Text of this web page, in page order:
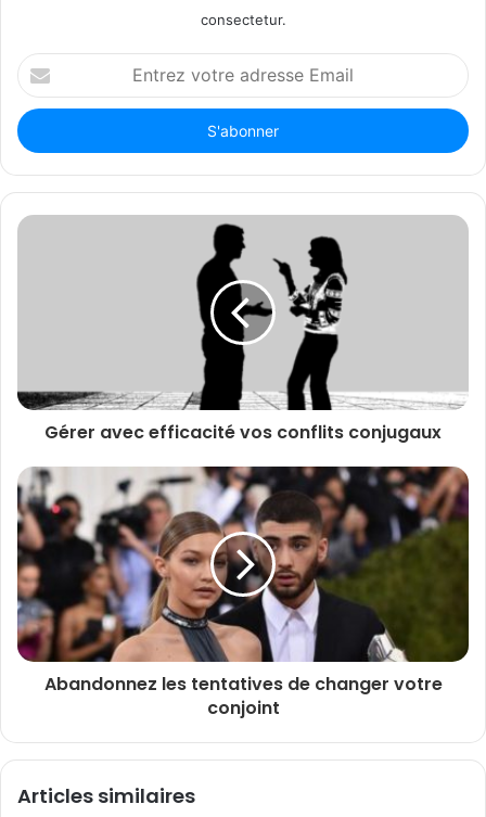
consectetur.
Entrez
votre
adresse
Email
Gérer avec efficacité vos conflits conjugaux
Abandonnez les tentatives de changer votre
conjoint
Articles similaires